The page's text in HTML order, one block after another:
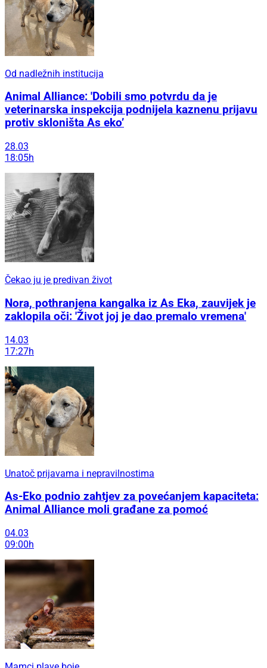
Od nadležnih institucija
Animal Alliance: 'Dobili smo potvrdu da je
veterinarska inspekcija podnijela kaznenu prijavu
protiv skloništa As eko’
28.03
18:05h
Čekao ju je predivan život
Nora, pothranjena kangalka iz As Eka, zauvijek je
zaklopila oči: 'Život joj je dao premalo vremena'
14.03
17:27h
Unatoč prijavama i nepravilnostima
As-Eko podnio zahtjev za povećanjem kapaciteta:
Animal Alliance moli građane za pomoć
04.03
09:00h